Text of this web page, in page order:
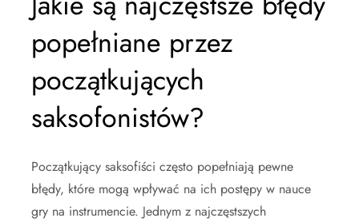
popełniane przez
początkujących
saksofonistów?
Początkujący saksofiści często popełniają pewne
błędy, które mogą wpływać na ich postępy w nauce
gry na instrumencie. Jednym z najczęstszych